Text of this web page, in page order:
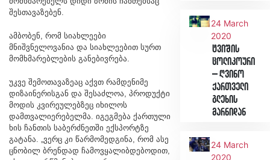
შესთავაზებენ.
ამბობენ, რომ სიახლეები
მნიშვნელოვანია და სიახლეებით სურთ
მომხმარებლების განებივრება.
უკვე შემოთავაზეაც აქვთ რამდენიმე
დიზაინერისგან და შესაძლოა, პროდუქტი
მოდის კვირეულებზეც იხილოს
დამთვალიერებელმა. იგეგმება ქართული
ხის ჩანთის საბერძნეთში ექსპორტზე
გატანა. „ვერც კი წარმომედგინა, რომ ასე
ცნობილ ბრენდად ჩამოვყალიბდებოდით,
24 March
2020
ტვიშის
ცოლიკოური
– ღვინო
ქართველი
გლეხის
მარნიდან
24 March
2020